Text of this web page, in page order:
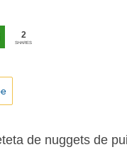
2
SHARES